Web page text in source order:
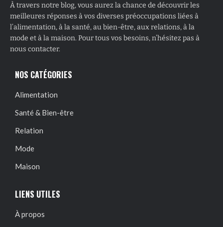
À travers notre blog, vous aurez la chance de découvrir les
meilleures réponses à vos diverses préoccupations liées à
l’alimentation, à la santé, au bien-être, aux relations, à la
mode et à la maison. Pour tous vos besoins, n’hésitez pas à
nous contacter.
NOS CATÉGORIES
Alimentation
Santé & Bien-être
Relation
Mode
Maison
LIENS UTILES
À propos